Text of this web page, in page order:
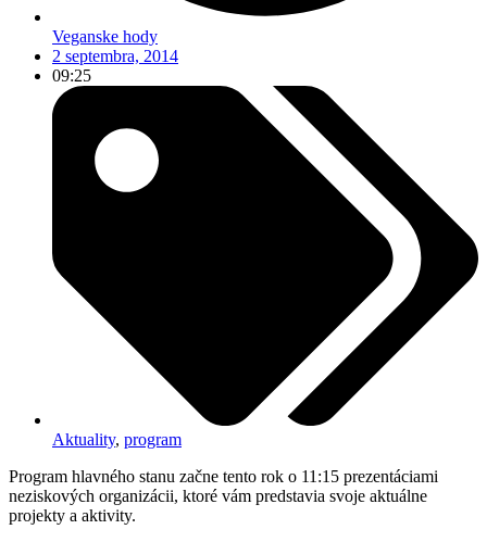
Veganske hody
2 septembra, 2014
09:25
Aktuality, program
Program hlavného stanu začne tento rok o 11:15 prezentáciami
neziskových organizácii, ktoré vám predstavia svoje aktuálne
projekty a aktivity.